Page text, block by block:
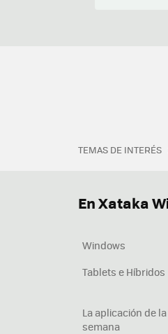
TEMAS DE INTERÉS
En Xataka
Windows
Tablets e Híbridos
La aplicación de la
semana